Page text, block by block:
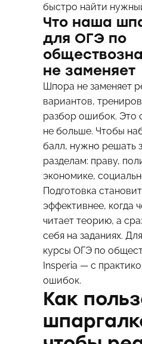
быстро найти
Что наша
для ОГЭ по
не заменяет
Шпора не заменяет
вариантов,
разбор ошибок. Это
не больше. Чтобы
балл, нужно решать
разделам: праву,
экономике,
Подготовка
эффективнее, когда
читает теорию, а
себя на заданиях.
курсы ОГЭ по
Insperia — с
ошибок.
Как